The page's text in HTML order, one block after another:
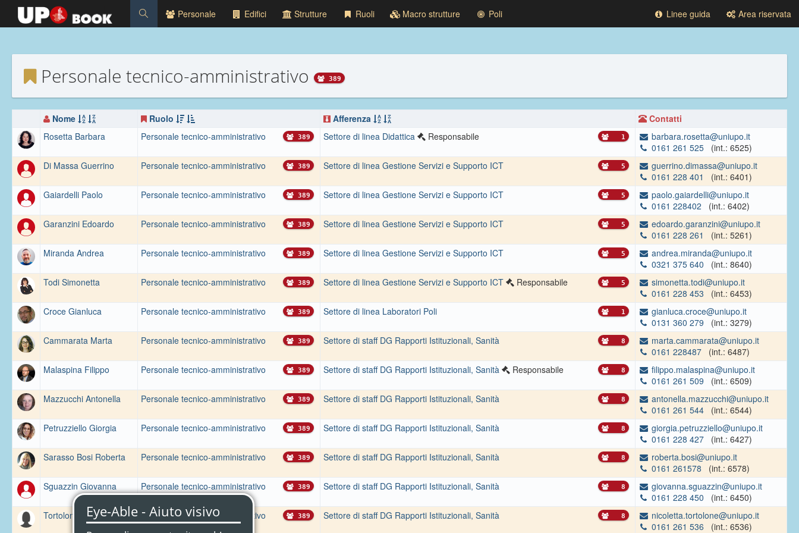
Personale Edifici Strutture Ruoli Macro strutture Poli Linee guida Area riservata
Personale tecnico-amministrativo 389
Nome Ruolo Afferenza
Contatti
Rosetta Barbara
Personale tecnico-amministrativo 389 Settore di linea Didattica 1
Responsabile
barbara.rosetta@uniupo.it
0161 261 525
(int.: 6525)
Di Massa Guerrino
Personale tecnico-amministrativo 389 Settore di linea Gestione Servizi e Supporto ICT 5
guerrino.dimassa@uniupo.it
0161 228 401
(int.: 6401)
Gaiardelli Paolo
Personale tecnico-amministrativo 389 Settore di linea Gestione Servizi e Supporto ICT 5
paolo.gaiardelli@uniupo.it
0161 228402
(int.: 6402)
Garanzini Edoardo
Personale tecnico-amministrativo 389 Settore di linea Gestione Servizi e Supporto ICT 5
edoardo.garanzini@uniupo.it
0161 228 261
(int.: 5261)
Miranda Andrea
Personale tecnico-amministrativo 389 Settore di linea Gestione Servizi e Supporto ICT 5
andrea.miranda@uniupo.it
0321 375 640
(int.: 8640)
Todi Simonetta
Personale tecnico-amministrativo 389 Settore di linea Gestione Servizi e Supporto ICT 5
Responsabile
simonetta.todi@uniupo.it
0161 228 453
(int.: 6453)
Croce Gianluca
Personale tecnico-amministrativo 389 Settore di linea Laboratori Poli 1
gianluca.croce@uniupo.it
0131 360 279
(int.: 3279)
Cammarata Marta
Personale tecnico-amministrativo 389 Settore di staff DG Rapporti Istituzionali, Sanità 8
marta.cammarata@uniupo.it
0161 228487
(int.: 6487)
Malaspina Filippo
Personale tecnico-amministrativo 389 Settore di staff DG Rapporti Istituzionali, Sanità 8
Responsabile
filippo.malaspina@uniupo.it
0161 261 509
(int.: 6509)
Mazzucchi Antonella
Personale tecnico-amministrativo 389 Settore di staff DG Rapporti Istituzionali, Sanità 8
antonella.mazzucchi@uniupo.it
0161 261 544
(int.: 6544)
Petruzziello Giorgia
Personale tecnico-amministrativo 389 Settore di staff DG Rapporti Istituzionali, Sanità 8
giorgia.petruzziello@uniupo.it
0161 228 427
(int.: 6427)
Sarasso Bosi Roberta
Personale tecnico-amministrativo 389 Settore di staff DG Rapporti Istituzionali, Sanità 8
roberta.bosi@uniupo.it
0161 261578
(int.: 6578)
Sguazzin Giovanna
Personale tecnico-amministrativo 389 Settore di staff DG Rapporti Istituzionali, Sanità 8
giovanna.sguazzin@uniupo.it
0161 228 450
(int.: 6450)
Tortolone Nicoletta
Personale tecnico-amministrativo 389 Settore di staff DG Rapporti Istituzionali, Sanità 8
nicoletta.tortolone@uniupo.it
0161 261 536
(int.: 6536)